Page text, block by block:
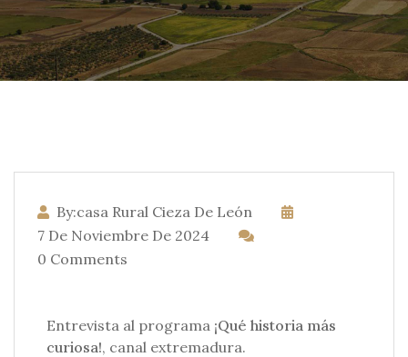
By:casa Rural Cieza De León
7 De Noviembre De 2024
0 Comments
Entrevista al programa ¡Qué historia más
curiosa!, canal extremadura.